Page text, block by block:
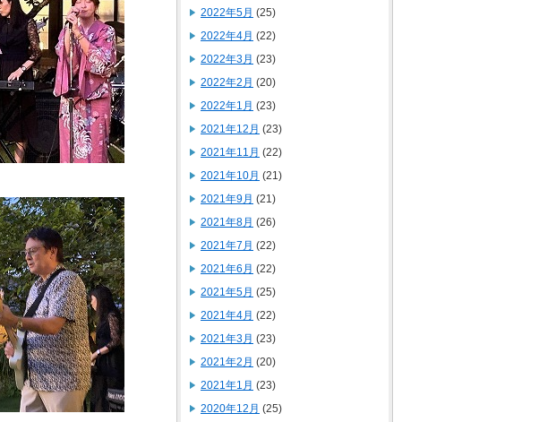
2022年5月 (25)
2022年4月 (22)
2022年3月 (23)
2022年2月 (20)
2022年1月 (23)
2021年12月 (23)
2021年11月 (22)
2021年10月 (21)
2021年9月 (21)
2021年8月 (26)
2021年7月 (22)
2021年6月 (22)
2021年5月 (25)
2021年4月 (22)
2021年3月 (23)
2021年2月 (20)
2021年1月 (23)
2020年12月 (25)